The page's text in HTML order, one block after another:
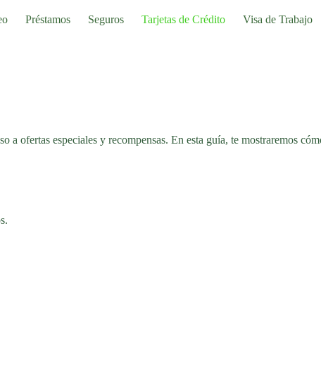
Préstamos Seguros Tarjetas de Crédito Visa de Trabajo
ofertas especiales y recompensas. En esta guía, te mostraremos